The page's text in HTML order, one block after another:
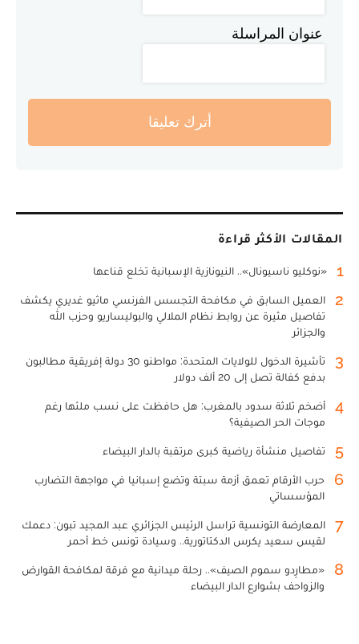
عنوان المراسلة
أترك تعليقا
المقالات الأكثر قراءة
1 «نوكليو ناسيونال».. النيونازية الإسبانية تخلع قناعها
2
العميل السابق في مكافحة التجسس الفرنسي ماثيو غديري يكشف
تفاصيل مثيرة عن روابط نظام الملالي والبوليساريو وحزب الله
والجزائر
3
تأشيرة الدخول للولايات المتحدة: مواطنو 30 دولة إفريقية مطالبون
بدفع كفالة تصل إلى 20 ألف دولار
4
أضخم ثلاثة سدود بالمغرب: هل حافظت على نسب ملئها رغم
موجات الحر الصيفية؟
5 تفاصيل منشأة رياضية كبرى مرتقبة بالدار البيضاء
6
حرب الأرقام تعمق أزمة سبتة وتضع إسبانيا في مواجهة التضارب
المؤسساتي
7
المعارضة التونسية تراسل الرئيس الجزائري عبد المجيد تبون: دعمك
لقيس سعيد يكرس الدكتاتورية.. وسيادة تونس خط أحمر
8
«مطارِدو سموم الصيف».. رحلة ميدانية مع فرقة لمكافحة القوارض
والزواحف بشوارع الدار البيضاء